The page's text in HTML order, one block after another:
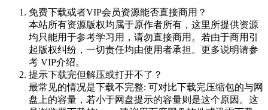
免费下载或者VIP会员资源能否直接商用？
本站所有资源版权均属于原作者所有，这里所提供资源
均只能用于参考学习用，请勿直接商用。若由于商用引
起版权纠纷，一切责任均由使用者承担。更多说明请参
考 VIP介绍。
提示下载完但解压或打开不了？
最常见的情况是下载不完整: 可对比下载完压缩包的与网
盘上的容量，若小于网盘提示的容量则是这个原因。这